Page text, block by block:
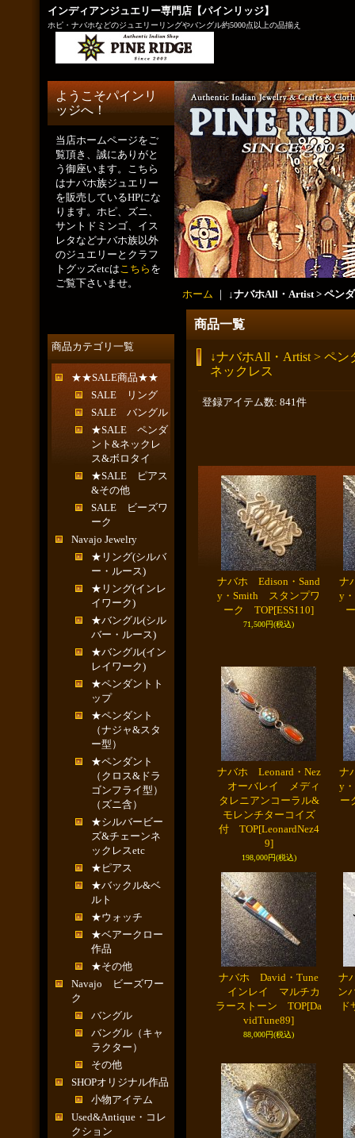
インディアンジュエリー専門店【パインリッジ】
ホピ・ナバホなどのジュエリーリングやバングル約5000点以上の品揃え
ようこそパインリ
ッジへ！
当店ホームページをご
覧頂き、誠にありがと
う御座います。こちら
はナバホ族ジュエリー
を販売しているHPにな
ります。ホピ、ズニ、
サントドミンゴ、イス
レタなどナバホ族以外
のジュエリーとクラフ
トグッズetcはこちら を
ご覧下さいませ。
商品カテゴリ一覧
★★SALE商品★★
SALE リング
SALE バングル
★SALE ペンダ
ント&ネックレ
ス&ボロタイ
★SALE ピアス
&その他
SALE ビーズワ
ーク
Navajo Jewelry
★リング(シルバ
ー・ルース)
★リング(インレ
イワーク)
★バングル(シル
バー・ルース)
★バングル(イン
レイワーク)
★ペンダントト
ップ
★ペンダント
（ナジャ&スタ
ー型）
★ペンダント
（クロス&ドラ
ゴンフライ型）
（ズニ含）
★シルバービー
ズ&チェーンネ
ックレスetc
★ピアス
★バックル&ベ
ルト
★ウォッチ
★ベアークロー
作品
★その他
Navajo ビーズワー
ク
バングル
バングル（キャ
ラクター）
その他
SHOPオリジナル作品
小物アイテム
Used&Antique・コレ
クション
ホーム ｜ ↓ナバホAll・Artist > ペン
商品一覧
↓ナバホAll・Artist > ペン
ネックレス
登録アイテム数: 841件
ナバホ Edison・Sand
y・Smith スタンプワ
ーク TOP[ESS110]
71,500円(税込)
ナ
y
ナバホ Leonard・Nez
オーバレイ メディ
タレニアンコーラル&
モレンチターコイズ
付 TOP[LeonardNez4
9]
198,000円(税込)
ナ
y
ー
ナバホ David・Tune
インレイ マルチカ
ラーストーン TOP[Da
vidTune89]
88,000円(税込)
ナ
ン